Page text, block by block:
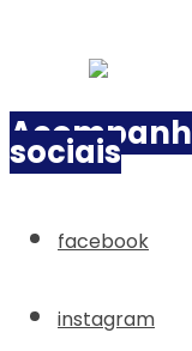
sociais
facebook
instagram